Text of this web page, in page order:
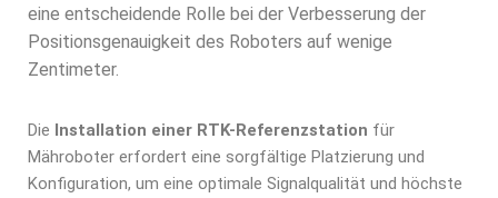
eine entscheidende Rolle bei der Verbesserung der
Positionsgenauigkeit des Roboters auf wenige
Zentimeter.
Die Installation einer RTK-Referenzstation für
Mähroboter erfordert eine sorgfältige Platzierung und
Konfiguration, um eine optimale Signalqualität und höchste